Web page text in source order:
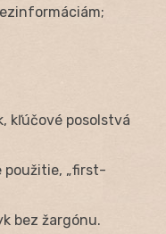
kľúčové posolstvá
použitie, „first-
bez žargónu.